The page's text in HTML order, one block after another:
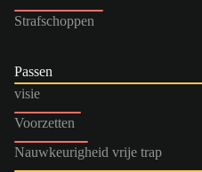
Strafschoppen
Passen
visie
Voorzetten
Nauwkeurigheid vrije trap